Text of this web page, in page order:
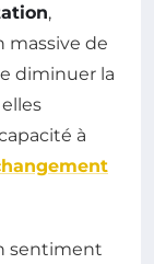
,
massive de
diminuer la
à
sentiment